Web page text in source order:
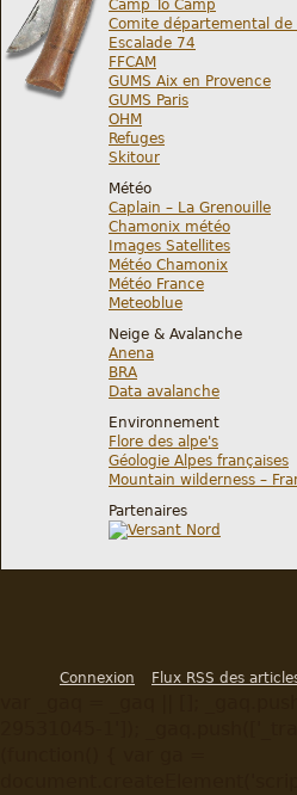
Camp To Camp
Comite départemental de
Escalade 74
FFCAM
GUMS Aix en Provence
GUMS Paris
OHM
Refuges
Skitour
Météo
Caplain – La Grenouille
Chamonix météo
Images Satellites
Météo Chamonix
Météo France
Meteoblue
Neige & Avalanche
Anena
BRA
Data avalanche
Environnement
Flore des alpe's
Géologie Alpes françaises
Mountain wilderness –
Partenaires
Connexion Flux RSS des